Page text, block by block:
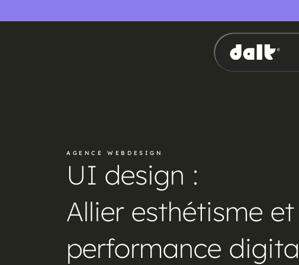
AGENCE WEBDESIGN
UI design :
Allier esthétisme et
performance